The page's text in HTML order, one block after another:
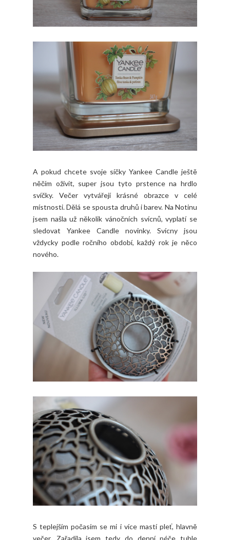
A pokud chcete svoje síčky Yankee Candle ještě
něčím oživit, super jsou tyto prstence na hrdlo
svíčky. Večer vytvářejí krásné obrazce v celé
místnosti. Dělá se spousta druhů i barev. Na Notinu
jsem našla už několik vánočních svícnů, vyplatí se
sledovat Yankee Candle novinky. Svícny jsou
vždycky podle ročního období, každý rok je něco
nového.
S teplejším počasím se mi i více mastí pleť, hlavně